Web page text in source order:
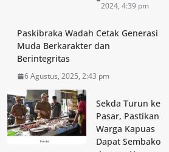
2024, 4:39 pm
Paskibraka Wadah Cetak Generasi
Muda Berkarakter dan
Berintegritas
6 Agustus, 2025, 2:43 pm
Sekda Turun ke
Pasar, Pastikan
Warga Kapuas
Dapat Sembako